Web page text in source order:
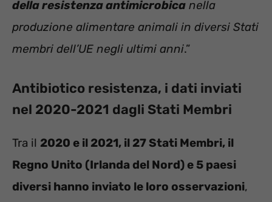
della resistenza antimicrobica nella
produzione alimentare animali in diversi Stati
membri dell’UE negli ultimi anni.”
Antibiotico resistenza, i dati inviati
nel 2020-2021 dagli Stati Membri
Tra il 2020 e il 2021, il 27 Stati Membri, il
Regno Unito (Irlanda del Nord) e 5 paesi
diversi hanno inviato le loro osservazioni,